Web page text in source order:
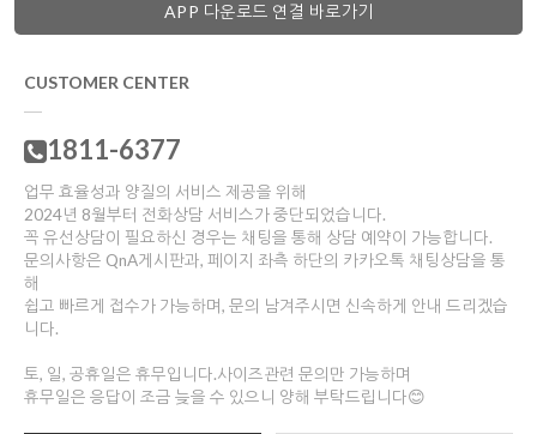
APP 다운로드 연결 바로가기
CUSTOMER CENTER
1811-6377
업무 효율성과 양질의 서비스 제공을 위해
2024년 8월부터 전화상담 서비스가 중단되었습니다.
꼭 유선상담이 필요하신 경우는 채팅을 통해 상담 예약이 가능합니다.
문의사항은 QnA게시판과, 페이지 좌측 하단의 카카오톡 채팅상담을 통
해
쉽고 빠르게 접수가 가능하며, 문의 남겨주시면 신속하게 안내 드리겠습
니다.
토, 일, 공휴일은 휴무입니다.사이즈관련 문의만 가능하며
휴무일은 응답이 조금 늦을 수 있으니 양해 부탁드립니다😊